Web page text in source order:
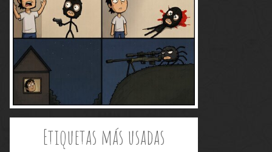
Etiquetas más usadas